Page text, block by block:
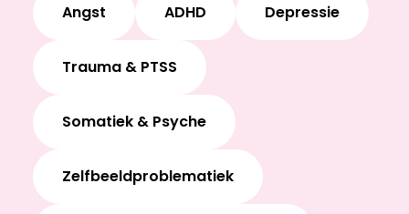
Angst ADHD Depressie
Trauma & PTSS
Somatiek & Psyche
Zelfbeeldproblematiek